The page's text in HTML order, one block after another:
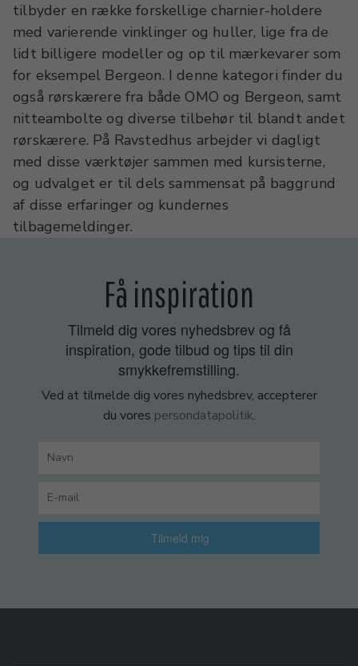
tilbyder en række forskellige charnier-holdere
med varierende vinklinger og huller, lige fra de
lidt billigere modeller og op til mærkevarer som
for eksempel Bergeon. I denne kategori finder du
også rørskærere fra både OMO og Bergeon, samt
nitteambolte og diverse tilbehør til blandt andet
rørskærere. På Ravstedhus arbejder vi dagligt
med disse værktøjer sammen med kursisterne,
og udvalget er til dels sammensat på baggrund
af disse erfaringer og kundernes
tilbagemeldinger.
Få inspiration
Tilmeld dig vores nyhedsbrev og få
inspiration, gode tilbud og tips til din
smykkefremstilling.
Ved at tilmelde dig vores nyhedsbrev, accepterer
du vores persondatapolitik.
Tilmeld mig